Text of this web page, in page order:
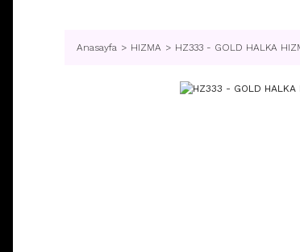
Anasayfa HIZMA HZ333 - GOLD HALKA